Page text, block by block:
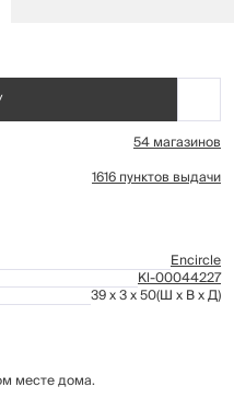
54 магазинов
1616 пунктов выдачи
Encircle
Kl-00044227
39 x 3 x 50(Ш x В x Д)
месте дома.